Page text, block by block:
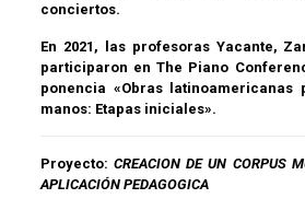
conciertos.
En 2021, las profesoras Yacante,
participaron en The Piano
ponencia «Obras
manos: Etapas iniciales».
Proyecto:CREACION DE UN CORPUS
APLICACIÓN PEDAGOGICA